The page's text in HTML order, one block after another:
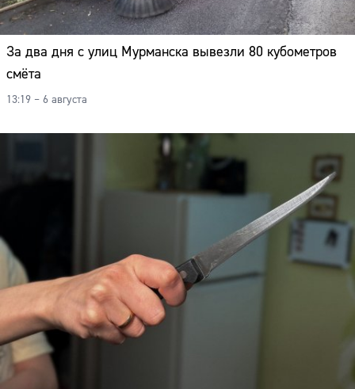
За два дня с улиц Мурманска вывезли 80 кубометров
смёта
13:19 – 6 августа